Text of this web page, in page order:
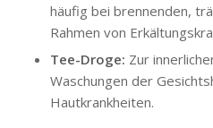
häufig bei brennenden,
Rahmen von
Tee-Droge: Zur
Waschungen der
Hautkrankheiten.